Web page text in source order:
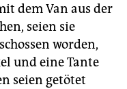
dem Van aus der
seien sie
worden,
und eine Tante
seien getötet